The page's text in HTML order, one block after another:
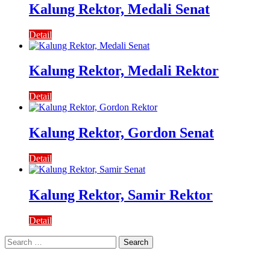
Kalung Rektor, Medali Senat
Detail
Kalung Rektor, Medali Rektor
Detail
Kalung Rektor, Gordon Senat
Detail
Kalung Rektor, Samir Rektor
Detail
Search
for: